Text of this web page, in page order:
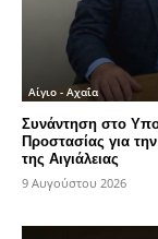
Αίγιο - Αχαΐα
Συνάντηση στο
Προστασίας για
της Αιγιάλειας
9 Αυγούστου 2026